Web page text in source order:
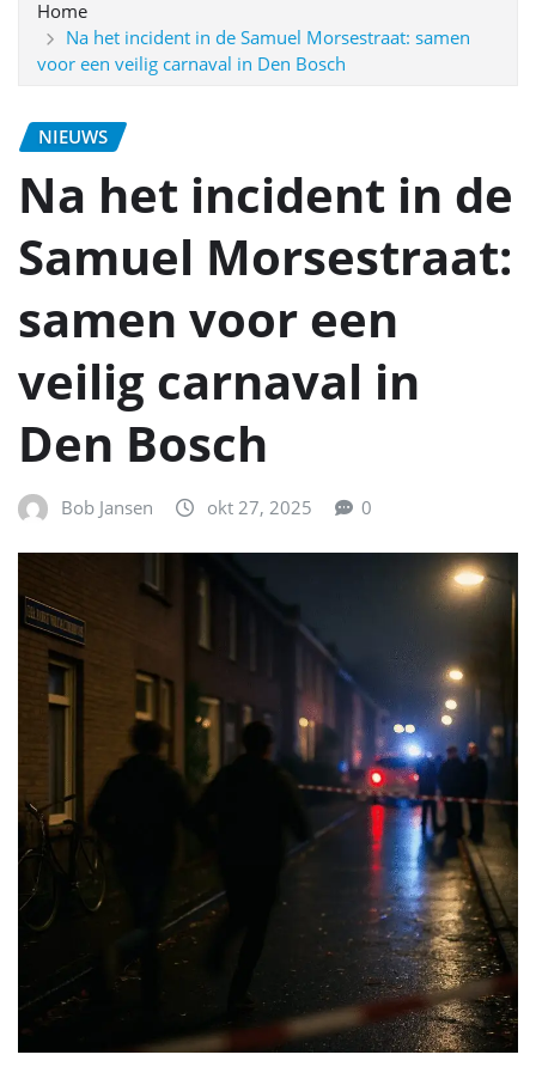
Home
Na het incident in de Samuel Morsestraat: samen
voor een veilig carnaval in Den Bosch
NIEUWS
Na het incident in de
Samuel Morsestraat:
samen voor een
veilig carnaval in
Den Bosch
Bob Jansen okt 27, 2025 0